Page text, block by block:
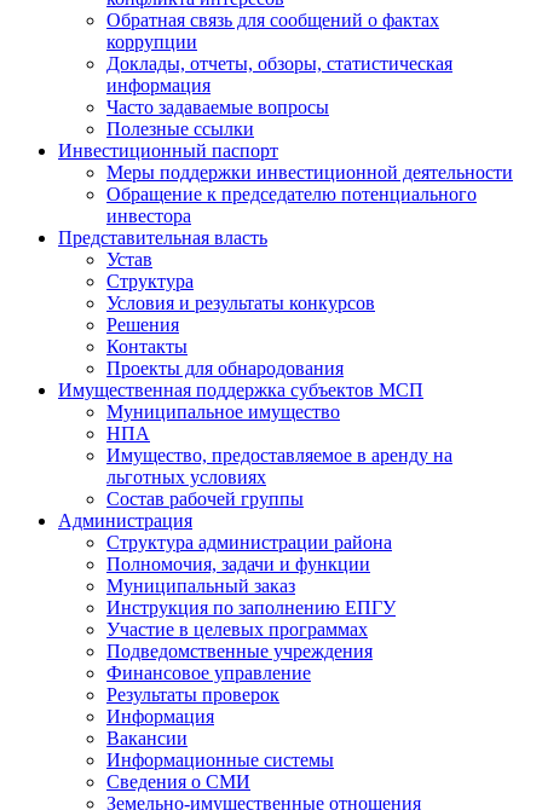
Обратная связь для сообщений о фактах
коррупции
Доклады, отчеты, обзоры, статистическая
информация
Часто задаваемые вопросы
Полезные ссылки
Инвестиционный паспорт
Меры поддержки инвестиционной деятельности
Обращение к председателю потенциального
инвестора
Представительная власть
Устав
Структура
Условия и результаты конкурсов
Решения
Контакты
Проекты для обнародования
Имущественная поддержка субъектов МСП
Муниципальное имущество
НПА
Имущество, предоставляемое в аренду на
льготных условиях
Состав рабочей группы
Администрация
Структура администрации района
Полномочия, задачи и функции
Муниципальный заказ
Инструкция по заполнению ЕПГУ
Участие в целевых программах
Подведомственные учреждения
Финансовое управление
Результаты проверок
Информация
Вакансии
Информационные системы
Сведения о СМИ
Земельно-имущественные отношения